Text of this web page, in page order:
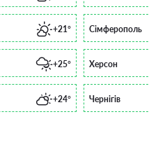
+21° Сімферополь
+25° Херсон
+24° Чернігів